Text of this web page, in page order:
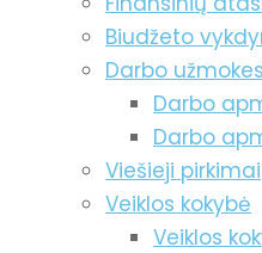
Biudžeto
Darbo
Darbo
Darbo
Viešieji pirkimai
Veiklos kokybė
Veiklos